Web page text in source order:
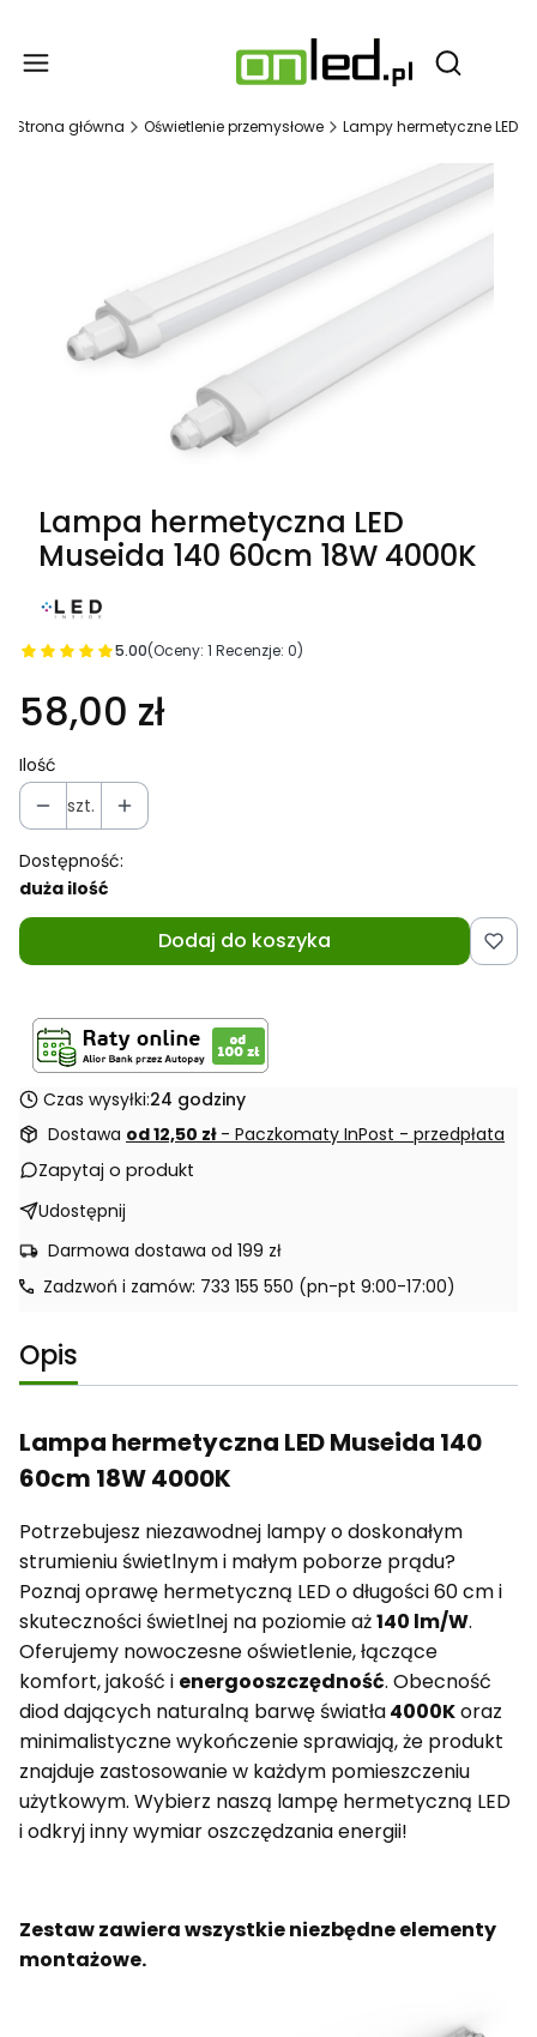
Otwórz
Strona główna Oświetlenie przemysłowe Lampy hermetyczne LED
Lampa hermetyczna LED
Museida 140 60cm 18W 4000K
5.00(Oceny: 1 Recenzje: 0)
58,00 zł
Ilość
szt.
Dostępność:
duża ilość
Dodaj do koszyka
Czas wysyłki:24 godziny
Dostawa od 12,50 zł - Paczkomaty InPost - przedpłata
Zapytaj o produkt
Udostępnij
Darmowa dostawa od 199 zł
Zadzwoń i zamów: 733 155 550 (pn-pt 9:00-17:00)
Opis
Lampa hermetyczna LED Museida 140
60cm 18W 4000K
Potrzebujesz niezawodnej lampy o doskonałym
strumieniu świetlnym i małym poborze prądu?
Poznaj oprawę hermetyczną LED o długości 60 cm i
skuteczności świetlnej na poziomie aż140 lm/W.
Oferujemy nowoczesne oświetlenie, łączące
komfort, jakość i energooszczędność. Obecność
diod dających naturalną barwę światła4000Koraz
minimalistyczne wykończenie sprawiają, że produkt
znajduje zastosowanie w każdym pomieszczeniu
użytkowym. Wybierz naszą lampę hermetyczną LED
i odkryj inny wymiar oszczędzania energii!
Zestaw zawiera wszystkie niezbędne elementy
montażowe.